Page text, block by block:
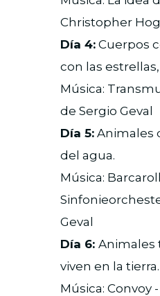
Christopher
Día 4: Cuerpos
con las
Música:
de Sergio Geval
Día 5: Animales
del agua.
Música:
Geval
Día 6: Animales
viven en la
Música: Convoy